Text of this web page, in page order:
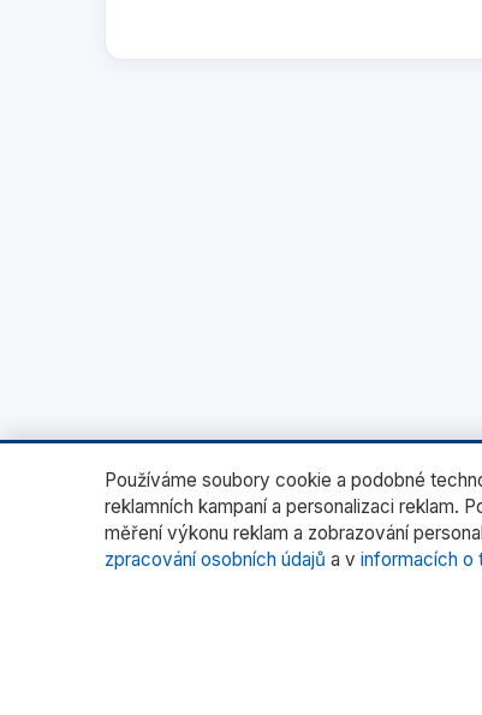
Používáme soubory cookie a podobné
reklamních kampaní a personalizaci reklam.
měření výkonu reklam a zobrazování
zpracování osobních údajů a v informacích o